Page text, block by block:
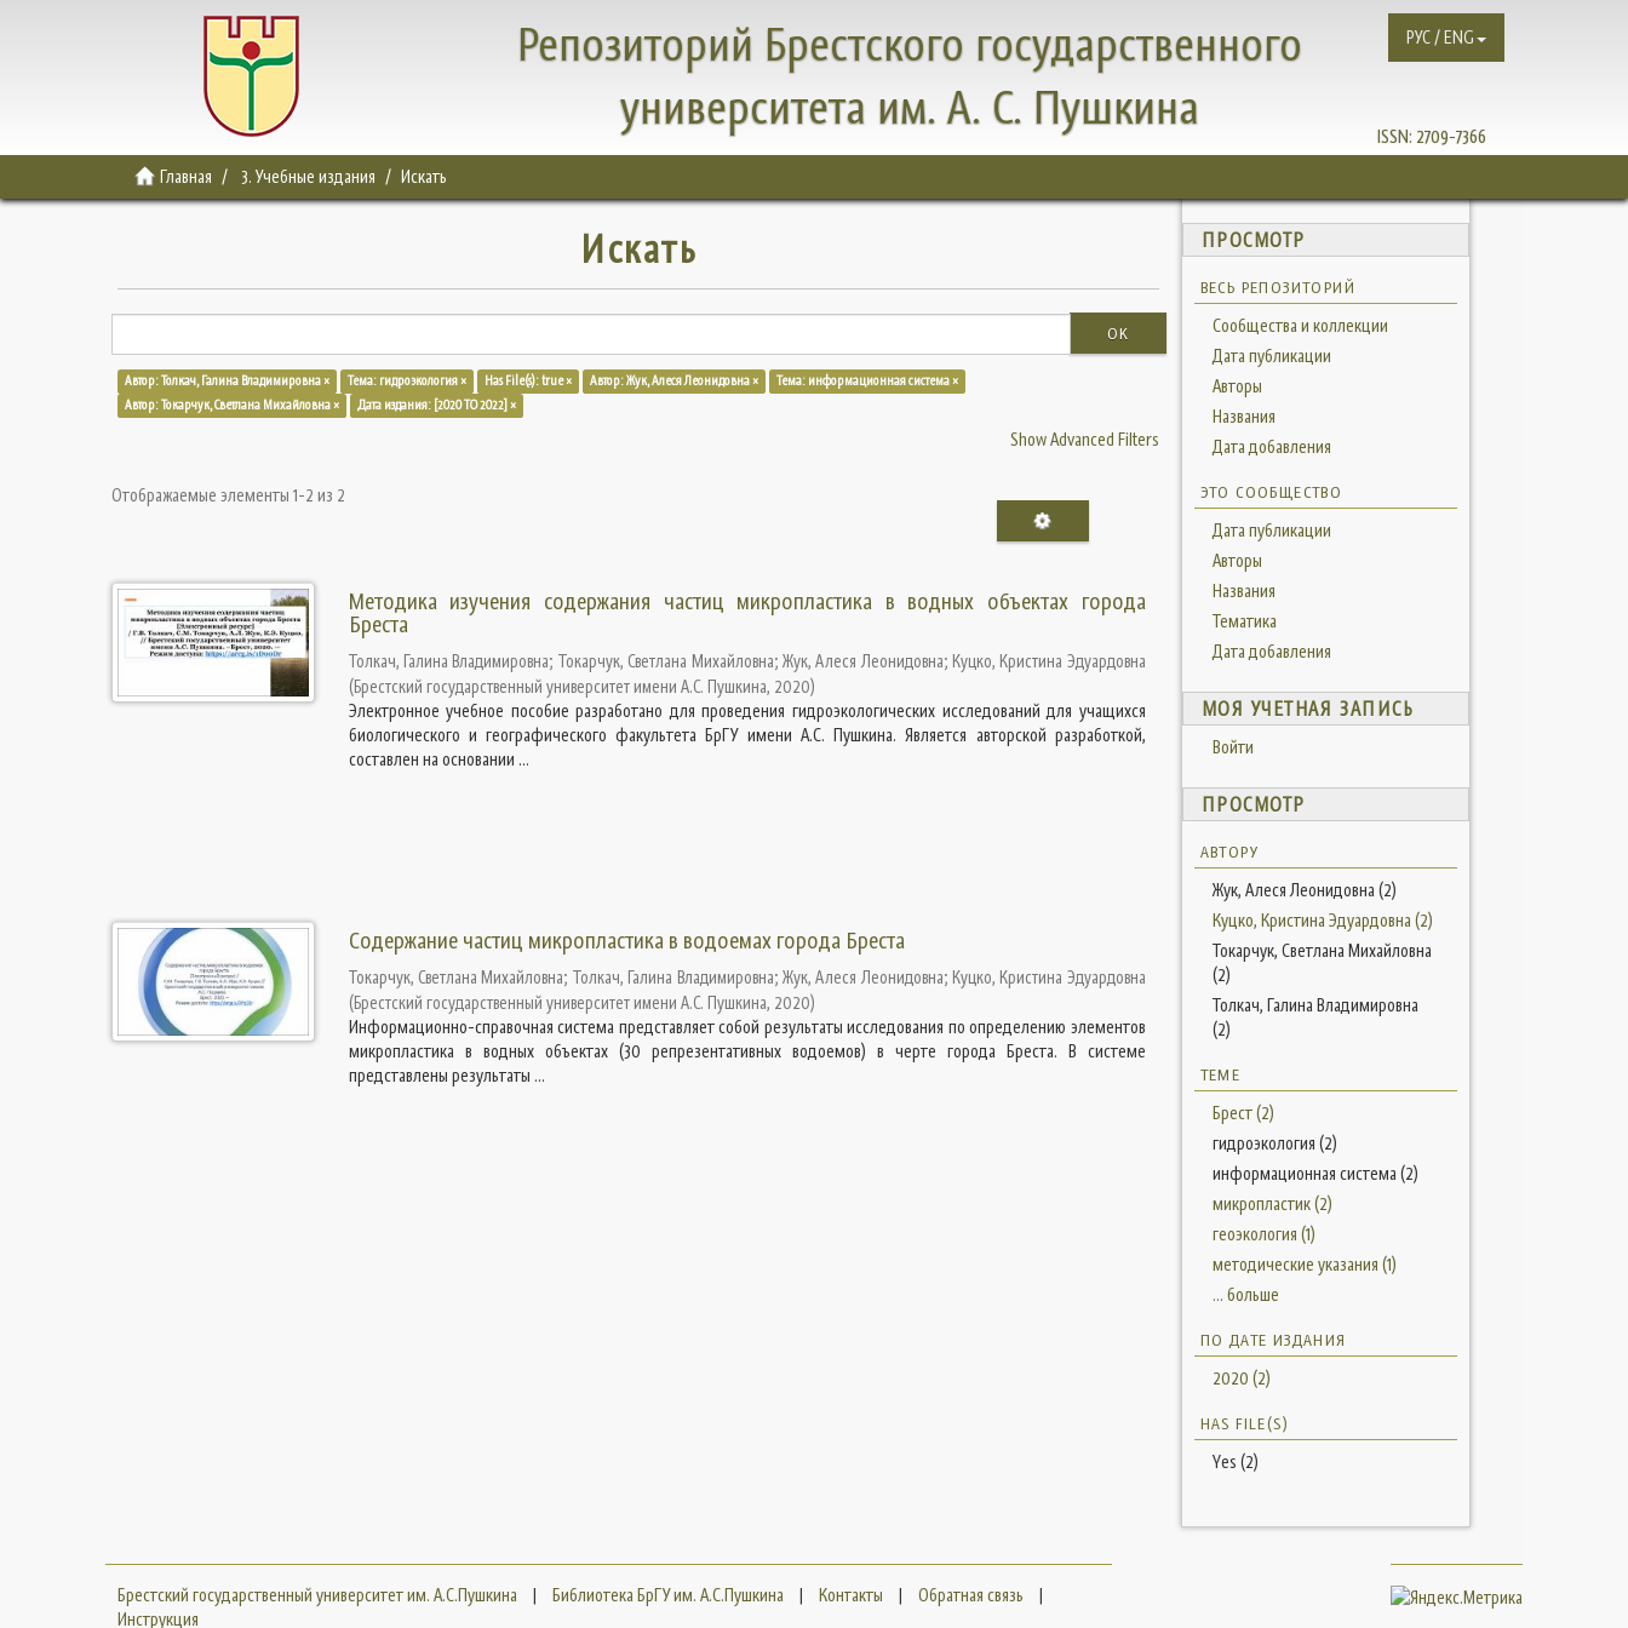
Репозиторий Брестского государственного
университета им. А. С. Пушкина
ISSN: 2709-7366
РУС / ENG
Главная 3. Учебные издания Искать
Искать
OK
Автор: Толкач, Галина Владимировна × Тема: гидроэкология × Has File(s): true × Автор: Жук, Алеся Леонидовна ×
Тема: информационная система ×
Автор: Токарчук, Светлана Михайловна ×
Дата издания: [2020 TO 2022] ×
Show Advanced Filters
Отображаемые элементы 1-2 из 2
Методика изучения содержания частиц микропластика в водных объектах города
Бреста
Толкач, Галина Владимировна; Токарчук, Светлана Михайловна; Жук, Алеся Леонидовна; Куцко, Кристина Эдуардовна
(Брестский государственный университет имени А.С. Пушкина, 2020)
Электронное учебное пособие разработано для проведения гидроэкологических исследований для учащихся
биологического и географического факультета БрГУ имени А.С. Пушкина. Является авторской разработкой,
составлен на основании ...
Содержание частиц микропластика в водоемах города Бреста
Токарчук, Светлана Михайловна; Толкач, Галина Владимировна; Жук, Алеся Леонидовна; Куцко, Кристина Эдуардовна
(Брестский государственный университет имени А.С. Пушкина, 2020)
Информационно-справочная система представляет собой результаты исследования по определению элементов
микропластика в водных объектах (30 репрезентативных водоемов) в черте города Бреста. В системе
представлены результаты ...
ПРОСМОТР
ВЕСЬ РЕПОЗИТОРИЙ
Сообщества и коллекции
Дата публикации
Авторы
Названия
Дата добавления
ЭТО СООБЩЕСТВО
Дата публикации
Авторы
Названия
Тематика
Дата добавления
МОЯ УЧЕТНАЯ ЗАПИСЬ
Войти
ПРОСМОТР
АВТОРУ
Жук, Алеся Леонидовна (2)
Куцко, Кристина Эдуардовна (2)
Токарчук, Светлана Михайловна
(2)
Толкач, Галина Владимировна
(2)
ТЕМЕ
Брест (2)
гидроэкология (2)
информационная система (2)
микропластик (2)
геоэкология (1)
методические указания (1)
... больше
ПО ДАТЕ ИЗДАНИЯ
2020 (2)
HAS FILE(S)
Yes (2)
Брестский государственный университет им. А.С.Пушкина | Библиотека БрГУ им. А.С.Пушкина | Контакты | Обратная связь
|
Инструкция